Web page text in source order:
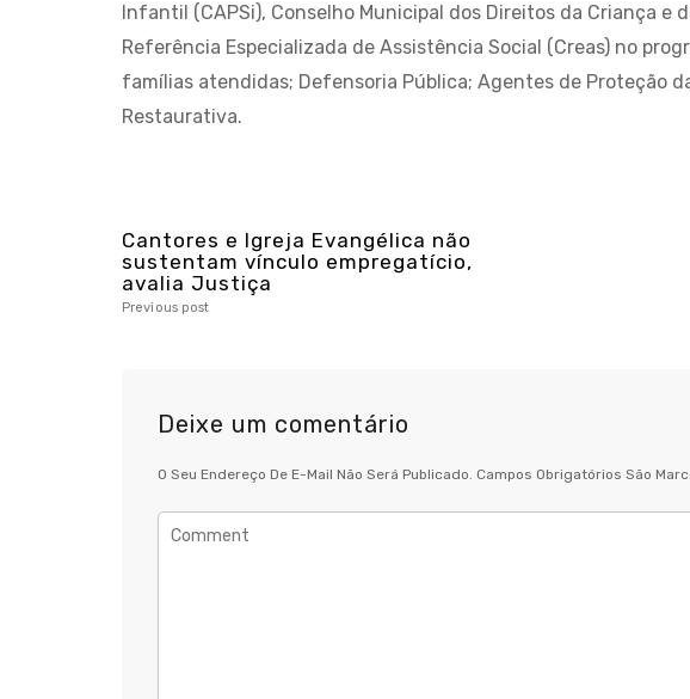
Infantil (CAPSi), Conselho Municipal dos Direitos da Criança e
Referência Especializada de Assistência Social (Creas) no
famílias atendidas; Defensoria Pública; Agentes de Proteção
Restaurativa.
Cantores e Igreja Evangélica não
sustentam vínculo empregatício,
avalia Justiça
Previous post
Deixe um comentário
O Seu Endereço De E-Mail Não Será Publicado. Campos Obrigatórios São